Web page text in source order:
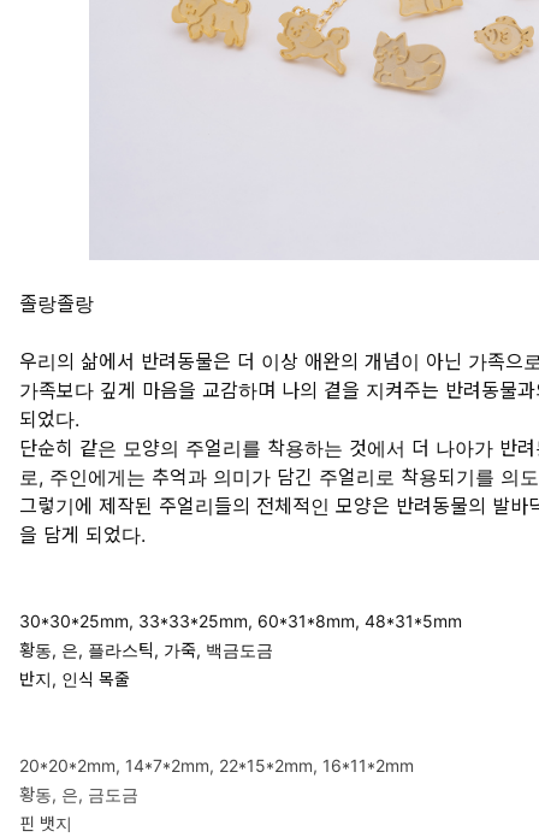
졸랑졸랑
우리의 삶에서 반려동물은 더 이상 애완의 개념이 아닌 가족으
가족보다 깊게 마음을 교감하며 나의 곁을 지켜주는 반려동물
되었다.
단순히 같은 모양의 주얼리를 착용하는 것에서 더 나아가 반
로, 주인에게는 추억과 의미가 담긴 주얼리로 착용되기를 의
그렇기에 제작된 주얼리들의 전체적인 모양은 반려동물의 발바
을 담게 되었다.
30*30*25mm, 33*33*25mm, 60*31*8mm, 48*31*5mm
황동, 은, 플라스틱, 가죽, 백금도금
반지, 인식 목줄
20*20*2mm, 14*7*2mm, 22*15*2mm, 16*11*2mm
황동, 은, 금도금
핀 뱃지